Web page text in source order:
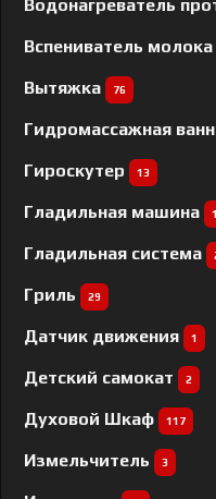
Водонагреватель
Вспениватель
Вытяжка 76
Гидромассажная
Гироскутер 13
Гладильная машина 1
Гладильная система
Гриль 29
Датчик движения 1
Детский самокат 2
Духовой Шкаф 117
Измельчитель 3